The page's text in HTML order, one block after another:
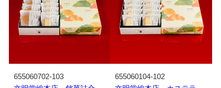
655060702-103
655060104-102